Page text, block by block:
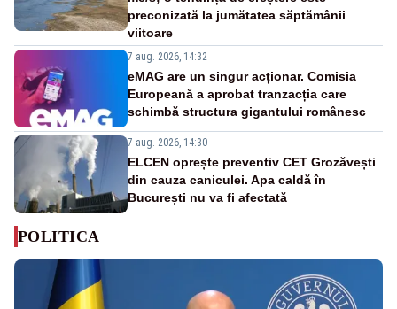
preconizată la jumătatea săptămânii
viitoare
7 aug. 2026, 14:32
eMAG are un singur acționar. Comisia
Europeană a aprobat tranzacția care
schimbă structura gigantului românesc
7 aug. 2026, 14:30
ELCEN oprește preventiv CET Grozăvești
din cauza caniculei. Apa caldă în
București nu va fi afectată
POLITICA